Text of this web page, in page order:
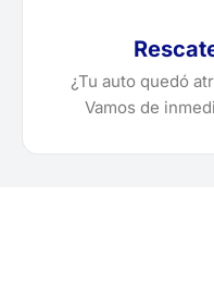
¿Tu auto quedó
Vamos de